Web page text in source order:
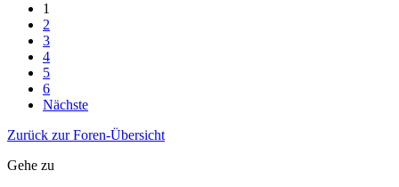
1
2
3
4
5
6
Nächste
Zurück zur Foren-Übersicht
Gehe zu